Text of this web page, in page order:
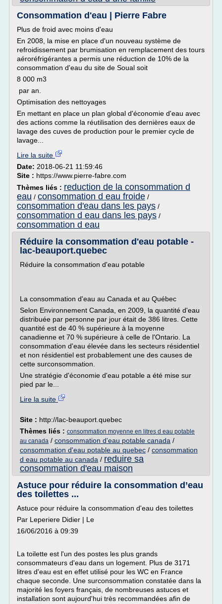
Consommation d'eau | Pierre Fabre
Plus de froid avec moins d'eau
En 2008, la mise en place d'un nouveau système de
refroidissement par brumisation en remplacement des tours
aéroréfrigérantes a permis une réduction de 10% de la
consommation d'eau du site de Soual soit
8 000 m3
par an.
Optimisation des nettoyages
En mettant en place un plan global d'économie d'eau avec
des actions comme la réutilisation des dernières eaux de
lavage des cuves de production pour le premier cycle de
lavage...
Lire la suite
Date: 2018-06-21 11:59:46
Site : https://www.pierre-fabre.com
Thèmes liés : reduction de la consommation d
eau / consommation d eau froide /
consommation d'eau dans les pays /
consommation d eau dans les pays /
consommation d eau
Réduire la consommation d'eau potable -
lac-beauport.quebec
Réduire la consommation d'eau potable
La consommation d'eau au Canada et au Québec
Selon Environnement Canada, en 2009, la quantité d'eau
distribuée par personne par jour était de 386 litres. Cette
quantité est de 40 % supérieure à la moyenne
canadienne et 70 % supérieure à celle de l'Ontario. La
consommation d'eau élevée dans les secteurs résidentiel
et non résidentiel est probablement une des causes de
cette surconsommation.
Une stratégie d'économie d'eau potable a été mise sur
pied par le...
Lire la suite
Site : http://lac-beauport.quebec
Thèmes liés : consommation moyenne en litres d eau potable
au canada / consommation d'eau potable canada /
consommation d'eau potable au quebec / consommation
d eau potable au canada / reduire sa
consommation d'eau maison
Astuce pour réduire la consommation d’eau
des toilettes ...
Astuce pour réduire la consommation d'eau des toilettes
Par Leperiere Didier | Le
16/06/2016 à 09:39
La toilette est l'un des postes les plus grands
consommateurs d'eau dans un logement. Plus de 3171
litres d'eau est en effet utilisé pour les WC en France
chaque seconde. Une surconsommation constatée dans la
majorité les foyers français, de nombreuses astuces et
installation sont aujourd'hui très recommandées afin de